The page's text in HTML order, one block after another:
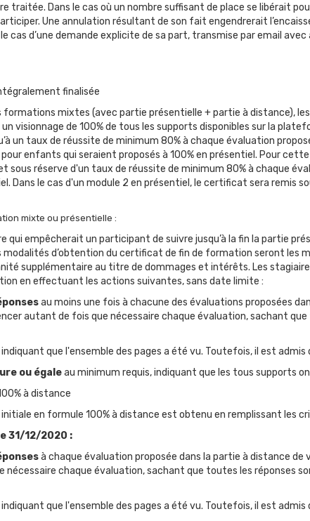
traitée. Dans le cas où un nombre suffisant de place se libérait
Une annulation résultant de son fait engendrerait
cas d’une demande explicite de sa part, transmise par email
finalisée
mixtes (avec partie présentielle + partie à distance),
visionnage de 100% de tous les supports disponibles sur la
un taux de réussite de minimum 80% à chaque évaluation
enfants qui seraient proposés à 100% en présentiel. Pour
sous réserve d'un taux de réussite de minimum 80% à chaque
Dans le cas d'un module 2 en présentiel, le certificat sera
mixte ou présentielle :
qui empêcherait un participant de suivre jusqu’à la fin la partie
d’obtention du certificat de fin de formation seront les
supplémentaire au titre de dommages et intérêts. Les
en effectuant les actions suivantes, sans date limite :
au moins une fois à chacune des évaluations proposées
autant de fois que nécessaire chaque évaluation, sachant
indiquant que l'ensemble des pages a été vu. Toutefois, il est
ou égaleau minimum requis, indiquant que les tous supports
à distance
en formule 100% à distance est obtenu en remplissant les
31/12/2020 :
à chaque évaluation proposée dans la partie à distance
chaque évaluation, sachant que toutes les réponses
indiquant que l'ensemble des pages a été vu. Toutefois, il est